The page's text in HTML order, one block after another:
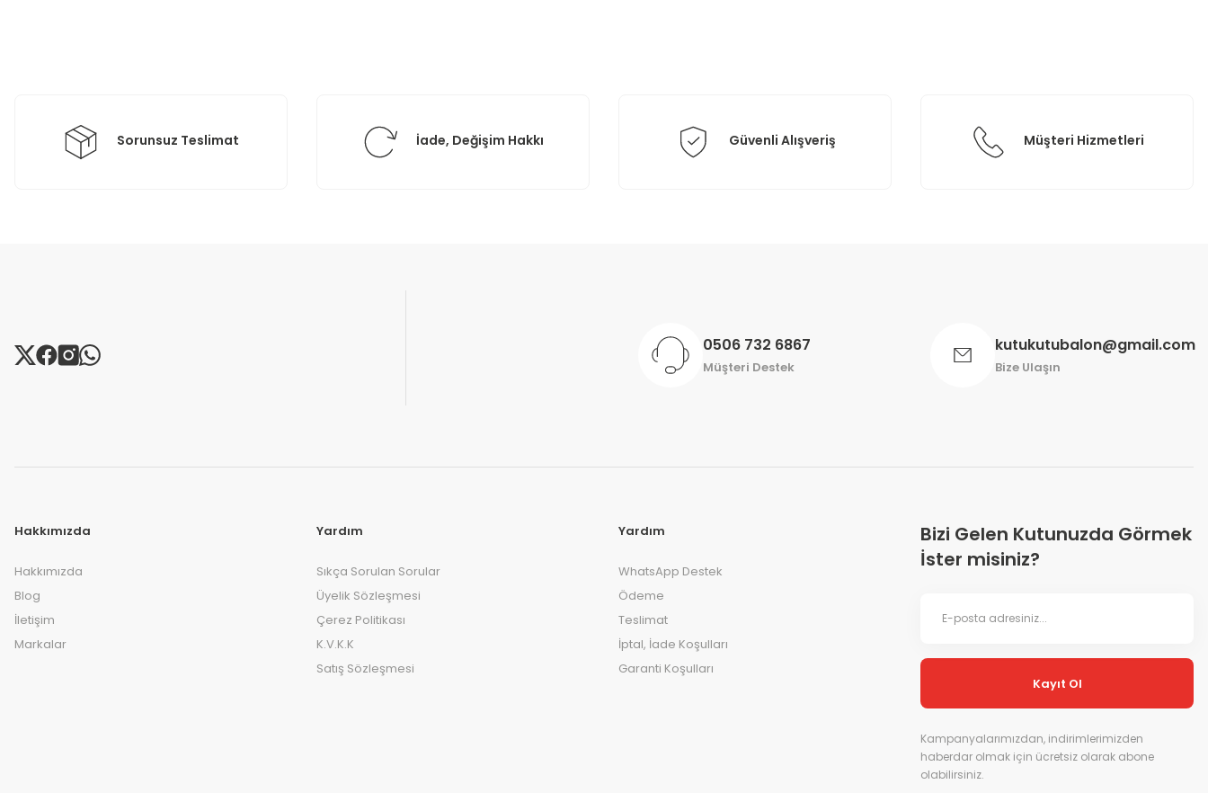
Sorunsuz Teslimat İade, Değişim Hakkı Güvenli Alışveriş Müşteri Hizmetleri
0506 732 6867
Müşteri Destek
kutukutubalon@gmail.com
Bize Ulaşın
Hakkımızda
Hakkımızda
Blog
İletişim
Markalar
Yardım
Sıkça Sorulan Sorular
Üyelik Sözleşmesi
Çerez Politikası
K.V.K.K
Satış Sözleşmesi
Yardım
WhatsApp Destek
Ödeme
Teslimat
İptal, İade Koşulları
Garanti Koşulları
Bizi Gelen Kutunuzda Görmek
İster misiniz?
Kayıt Ol
Kampanyalarımızdan, indirimlerimizden
haberdar olmak için ücretsiz olarak abone
olabilirsiniz.